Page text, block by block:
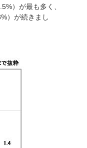
）が最も多く、
）が続きまし